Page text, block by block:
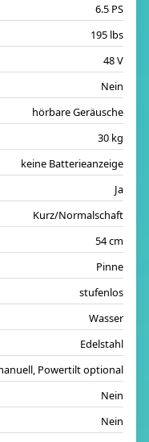
6.5 PS
195 lbs
48 V
Nein
hörbare Geräusche
30 kg
keine Batterieanzeige
Ja
Kurz/Normalschaft
54 cm
Pinne
stufenlos
Wasser
Edelstahl
Powertilt optional
Nein
Nein